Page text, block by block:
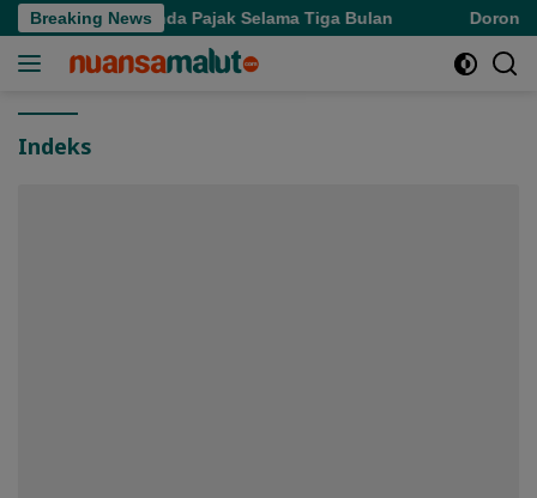
Langsung
ke
Breaking News
Hapus Denda Pajak Selama Tiga Bulan Dorong
Indeks